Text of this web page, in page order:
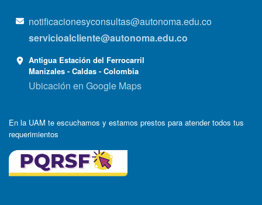
notificacionesyconsultas@autonoma.edu.co
servicioalcliente@autonoma.edu.co
Antigua Estación del Ferrocarril
Manizales - Caldas - Colombia
Ubicación en Google Maps
En la UAM te escuchamos y estamos prestos para atender todos tus
requerimientos